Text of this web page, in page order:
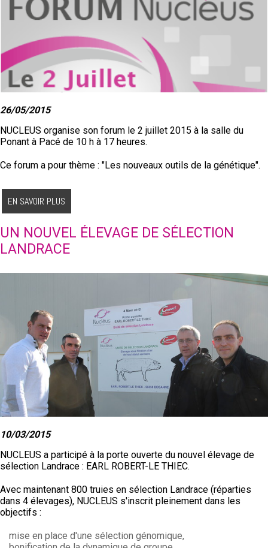
26/05/2015
NUCLEUS organise son forum le 2 juillet 2015 à la salle du
Ponant à Pacé de 10 h à 17 heures.
Ce forum a pour thème : "Les nouveaux outils de la génétique".
EN SAVOIR PLUS
UN NOUVEL ÉLEVAGE DE SÉLECTION
LANDRACE
10/03/2015
NUCLEUS a participé à la porte ouverte du nouvel élevage de
sélection Landrace : EARL ROBERT-LE THIEC.
Avec maintenant 800 truies en sélection Landrace (réparties
dans 4 élevages), NUCLEUS s'inscrit pleinement dans les
objectifs :
mise en place d'une sélection génomique,